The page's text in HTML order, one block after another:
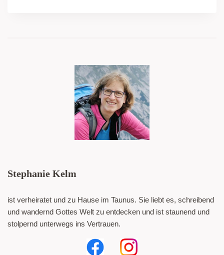
Stephanie Kelm
ist verheiratet und zu Hause im Taunus. Sie liebt es, schreibend
und wandernd Gottes Welt zu entdecken und ist staunend und
stolpernd unterwegs ins Vertrauen.